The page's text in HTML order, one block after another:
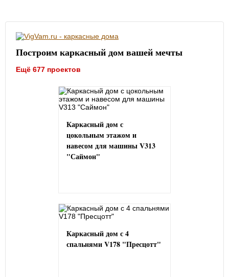
Построим каркасный дом вашей мечты
Ещё 677 проектов
Каркасный дом с
цокольным этажом и
навесом для машины V313
"Саймон"
Каркасный дом с 4
спальнями V178 "Пресцотт"